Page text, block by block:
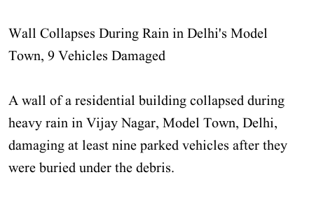
Wall Collapses During Rain in Delhi's Model
Town, 9 Vehicles Damaged
A wall of a residential building collapsed during
heavy rain in Vijay Nagar, Model Town, Delhi,
damaging at least nine parked vehicles after they
were buried under the debris.